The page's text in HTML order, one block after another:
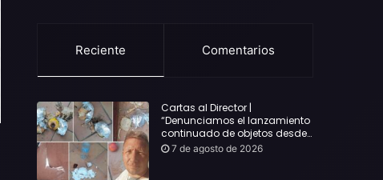
Reciente Comentarios
Cartas al Director |
“Denunciamos el lanzamiento
continuado de objetos desde
alojamientos turísticos a
7 de agosto de 2026